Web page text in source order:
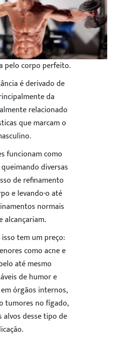
pelo corpo perfeito.
é derivado de
da
relacionado
que marcam o
funcionam como
diversas
de refinamento
e levando-o até
normais
alcançariam.
tem um preço:
como acne e
até mesmo
de humor e
órgãos internos,
tumores no fígado,
desse tipo de